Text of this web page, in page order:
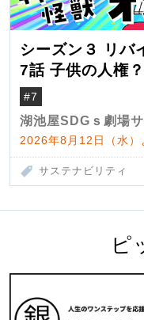
シーズン３ リバ
7話 子供の人権？
#7
湖池屋SDGｓ劇場
2026年8月12日（水
サステナビリティ
ピ